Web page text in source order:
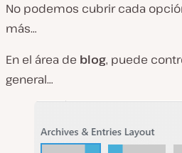
No podemos cubrir cada
más…
En el área de blog, puede
general…